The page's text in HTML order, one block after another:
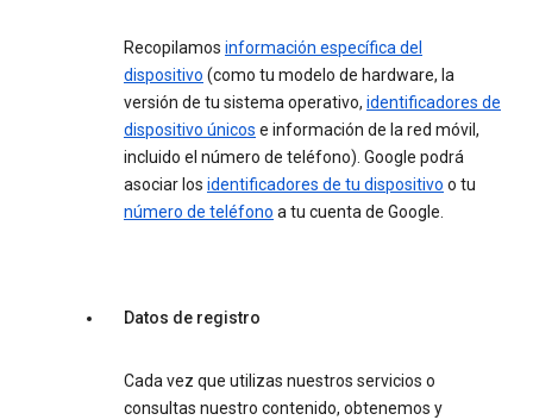
Recopilamos información específica del
dispositivo (como tu modelo de hardware, la
versión de tu sistema operativo, identificadores de
dispositivo únicos e información de la red móvil,
incluido el número de teléfono). Google podrá
asociar los identificadores de tu dispositivo o tu
número de teléfono a tu cuenta de Google.
Datos de registro
Cada vez que utilizas nuestros servicios o
consultas nuestro contenido, obtenemos y